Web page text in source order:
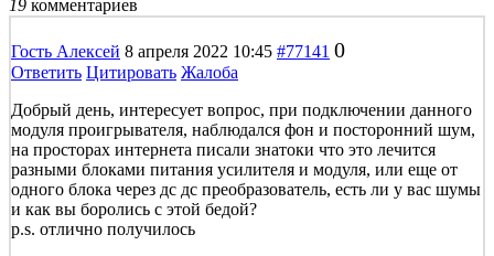
19 комментариев
Гость Алексей 8 апреля 2022 10:45 #77141 0
Ответить Цитировать Жалоба
Добрый день, интересует вопрос, при подключении данного
модуля проигрывателя, наблюдался фон и посторонний шум,
на просторах интернета писали знатоки что это лечится
разными блоками питания усилителя и модуля, или еще от
одного блока через дс дс преобразователь, есть ли у вас шумы
и как вы боролись с этой бедой?
p.s. отлично получилось